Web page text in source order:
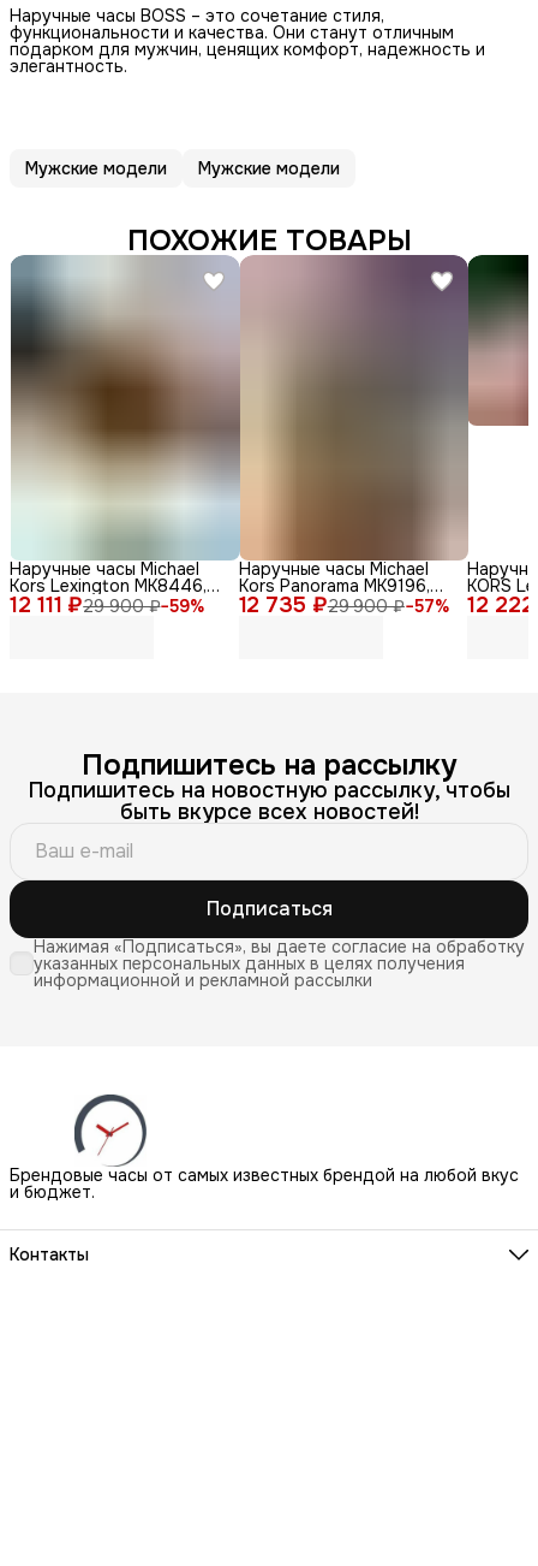
Наручные часы BOSS – это сочетание стиля,
функциональности и качества. Они станут отличным
подарком для мужчин, ценящих комфорт, надежность и
элегантность.
Мужские модели Мужские модели
ПОХОЖИЕ ТОВАРЫ
12 111 ₽29 900 ₽−59%
Наручные часы Michael
Kors Lexington MK8446,
мужские, кварцевый
механизм, золотые
12 735 ₽29 900 ₽−57%
Наручные часы Michael
Kors Panorama MK9196,
нержавеющая сталь,
серебристый
12
KORS
сталь
Подпишитесь на рассылку
Подпишитесь на новостную рассылку, чтобы
быть вкурсе всех новостей!
Подписаться
Нажимая «Подписаться», вы даете согласие на обработку
указанных персональных данных в целях получения
информационной и рекламной рассылки
Брендовые часы от самых известных брендой на любой вкус
и бюджет.
Контакты